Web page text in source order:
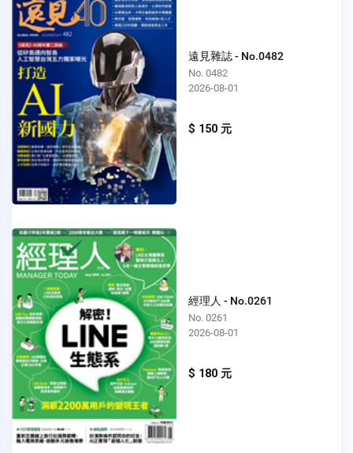
遠見雜誌 - No.0482
No. 0482
2026-08-01
$ 150 元
經理人 - No.0261
No. 0261
2026-08-01
$ 180 元